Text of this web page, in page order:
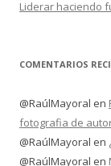
Liderar haciendo
COMENTARIOS
@RaúlMayoral en
fotografia de
@RaúlMayoral en
@RaúlMayoral en